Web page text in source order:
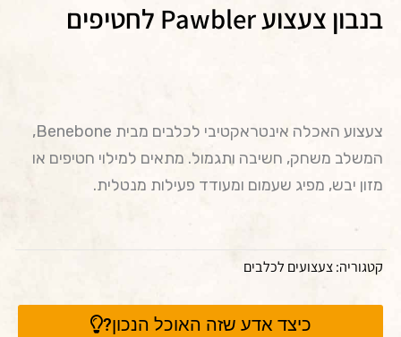
בנבון צעצוע Pawbler לחטיפים
צעצוע האכלה אינטראקטיבי לכלבים מבית Benebone,
המשלב משחק, חשיבה ותגמול. מתאים למילוי חטיפים או
מזון יבש, מפיג שעמום ומעודד פעילות מנטלית.
קטגוריה:צעצועים לכלבים
כיצד אדע שזה האוכל הנכון?